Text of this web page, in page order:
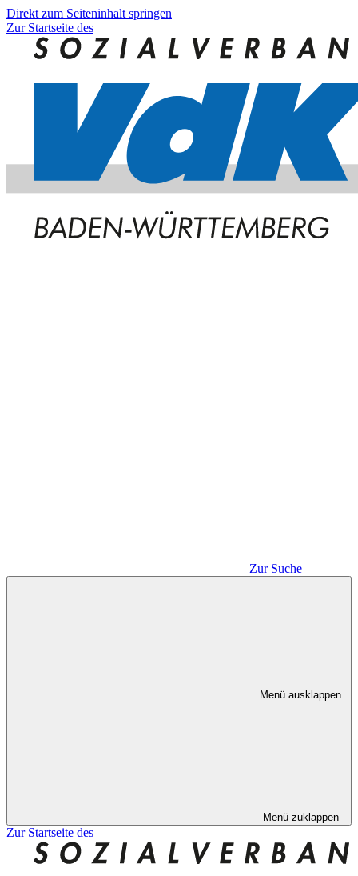
Direkt zum Seiteninhalt springen
Zur Startseite des
Zur Suche
Menü ausklappen
Menü zuklappen
Zur Startseite des